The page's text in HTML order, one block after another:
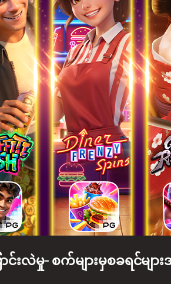
င်းလဲမှု- စက်များမှစခရင်မျ